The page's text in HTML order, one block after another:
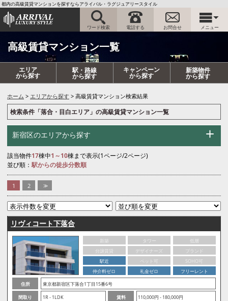
都内の高級賃貸マンションを探すならアライバル・ラグジュアリースタイル
ワード検索 電話する お問合せ メニュー
高級賃貸マンション一覧
エリア
から探す
駅・路線
から探す
キャンペーン
から探す
新築物件
から探す
ホーム エリアから探す 高級賃貸マンション検索結果
検索条件「落合・目白エリア」の高級賃貸マンション一覧
新宿区のエリアから探す
該当物件17棟中1～10棟まで表示(1ページ/2ページ)
並び順：駅からの徒歩分数順
1 2 >>
リヴィコート下落合
新築 タワー
低層
分譲賃貸
デザイナーズ
ブランド
駅近
ペット可
SOHO可
仲介料ゼロ
礼金ゼロ
フリーレント
住所
東京都新宿区下落合1丁目15番6号
間取り
1R - 1LDK 賃料
110,000円 - 180,000円